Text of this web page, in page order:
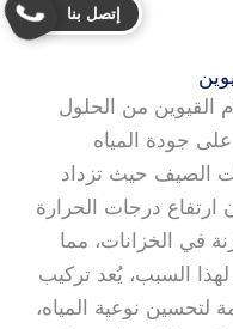
القيوين من الحلول
جودة المياه
الصيف حيث تزداد
درجات الحرارة
في الخزانات، مما
لهذا السبب، يُعد تركيب
لتحسين نوعية المياه،
إتصل بنا